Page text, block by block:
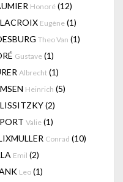
Honoré (12)
Eugène (1)
Theo Van (1)
Gustave (1)
Albrecht (1)
Heinrich (5)
(2)
Valie (1)
Conrad (10)
Emil (2)
Leo (1)